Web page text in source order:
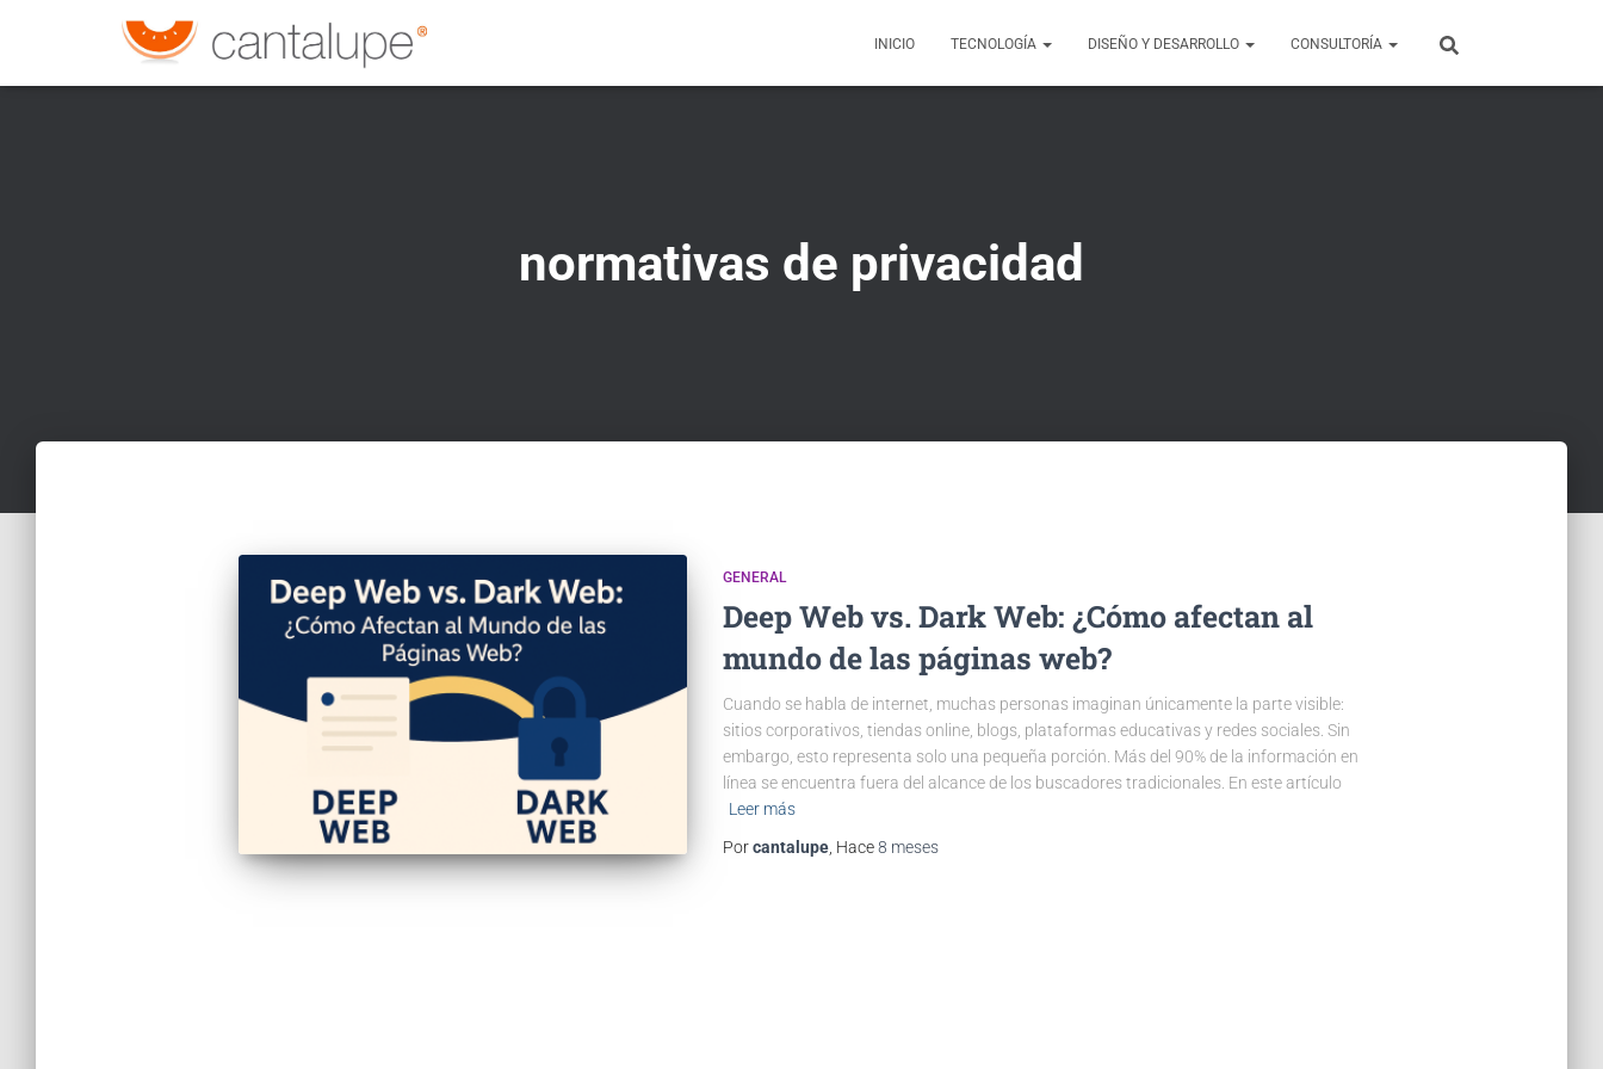
INICIO TECNOLOGÍA DISEÑO Y DESARROLLO CONSULTORÍA
normativas de privacidad
GENERAL
Deep Web vs. Dark Web: ¿Cómo afectan al
mundo de las páginas web?
Cuando se habla de internet, muchas personas imaginan únicamente la parte visible:
sitios corporativos, tiendas online, blogs, plataformas educativas y redes sociales. Sin
embargo, esto representa solo una pequeña porción. Más del 90% de la información en
línea se encuentra fuera del alcance de los buscadores tradicionales. En este artículo
Leer más
Porcantalupe, Hace8 meses